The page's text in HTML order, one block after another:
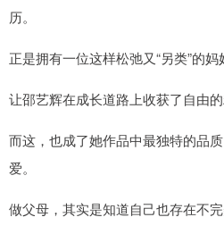
历。
正是拥有一位这样松弛又“另类”的妈
让邵艺辉在成长道路上收获了自由的
而这，也成了她作品中最独特的品
爱。
做父母，其实是知道自己也存在不完